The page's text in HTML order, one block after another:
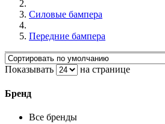
Силовые бампера
Передние бампера
Показывать на странице
Бренд
Все бренды